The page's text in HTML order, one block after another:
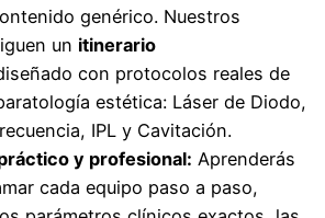
genérico. Nuestros
un itinerario
con protocolos reales de
estética: Láser de Diodo,
IPL y Cavitación.
y profesional: Aprenderás
cada equipo paso a paso,